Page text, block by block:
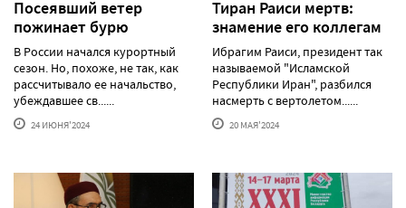
Посеявший ветер
пожинает бурю
В России начался курортный
сезон. Но, похоже, не так, как
рассчитывало ее начальство,
убеждавшее св......
24 ИЮНЯ'2024
Тиран Раиси мертв:
знамение его коллегам
Ибрагим Раиси, президент так
называемой "Исламской
Республики Иран", разбился
насмерть с вертолетом......
20 МАЯ'2024